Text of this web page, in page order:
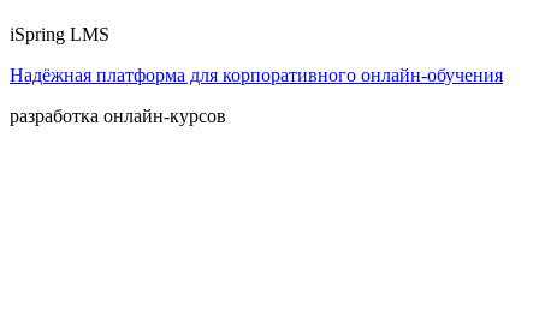
iSpring LMS
Надёжная платформа для корпоративного онлайн‑обучения
разработка онлайн-курсов